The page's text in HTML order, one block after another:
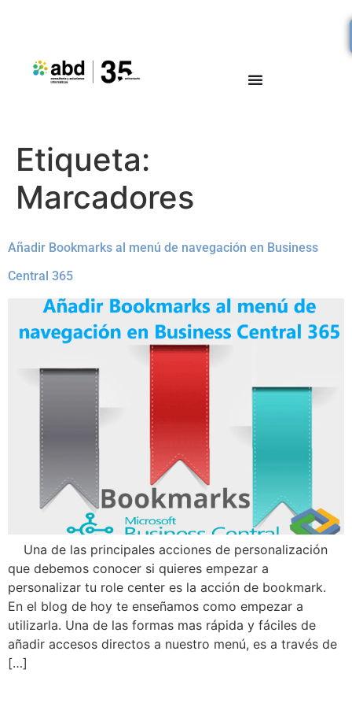
Etiqueta:
Marcadores
Añadir Bookmarks al menú de navegación en Business
Central 365
Una de las principales acciones de personalización
que debemos conocer si quieres empezar a
personalizar tu role center es la acción de bookmark.
En el blog de hoy te enseñamos como empezar a
utilizarla. Una de las formas mas rápida y fáciles de
añadir accesos directos a nuestro menú, es a través de
[…]